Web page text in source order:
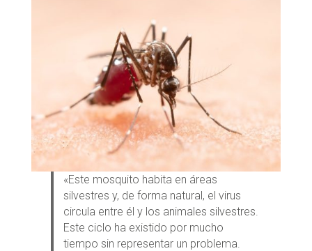
«Este mosquito habita en áreas
silvestres y, de forma natural, el virus
circula entre él y los animales silvestres.
Este ciclo ha existido por mucho
tiempo sin representar un problema.